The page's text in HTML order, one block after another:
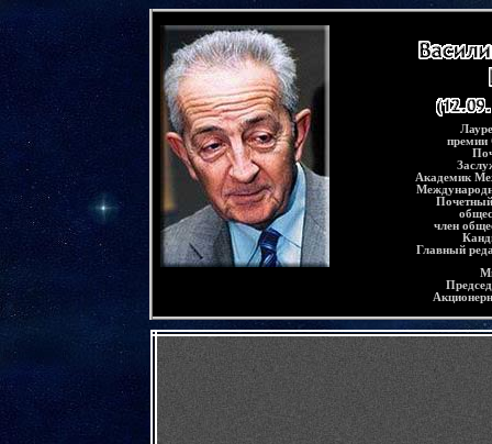
премии
Академик
Почетный
член
Главный